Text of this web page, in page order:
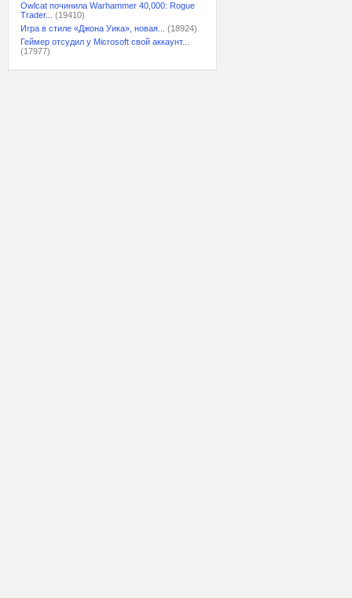
Owlcat починила Warhammer 40,000: Rogue
Trader...
(19410)
Игра в стиле «Джона Уика», новая...
(18924)
Геймер отсудил у Microsoft свой аккаунт...
(17977)